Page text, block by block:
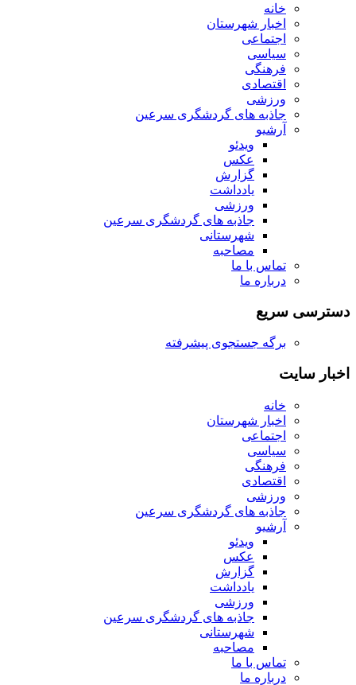
خانه
اخبار شهرستان
اجتماعی
سیاسی
فرهنگی
اقتصادی
ورزشی
جاذبه های گردشگری سرعین
آرشیو
ویدئو
عکس
گزارش
یادداشت
ورزشی
جاذبه های گردشگری سرعین
شهرستانی
مصاحبه
تماس با ما
درباره ما
دسترسی سریع
برگه جستجوی پیشرفته
اخبار سایت
خانه
اخبار شهرستان
اجتماعی
سیاسی
فرهنگی
اقتصادی
ورزشی
جاذبه های گردشگری سرعین
آرشیو
ویدئو
عکس
گزارش
یادداشت
ورزشی
جاذبه های گردشگری سرعین
شهرستانی
مصاحبه
تماس با ما
درباره ما